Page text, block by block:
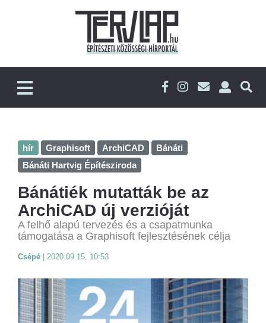
hír Graphisoft ArchiCAD
Bánáti
Bánáti Hartvig Építésziroda
Bánátiék mutatták be az
ArchiCAD új verzióját
A felhő alapú tervezés és a csapatmunka
támogatása a Graphisoft fejlesztésének célja
Csépé 2020.09.15. 10:53